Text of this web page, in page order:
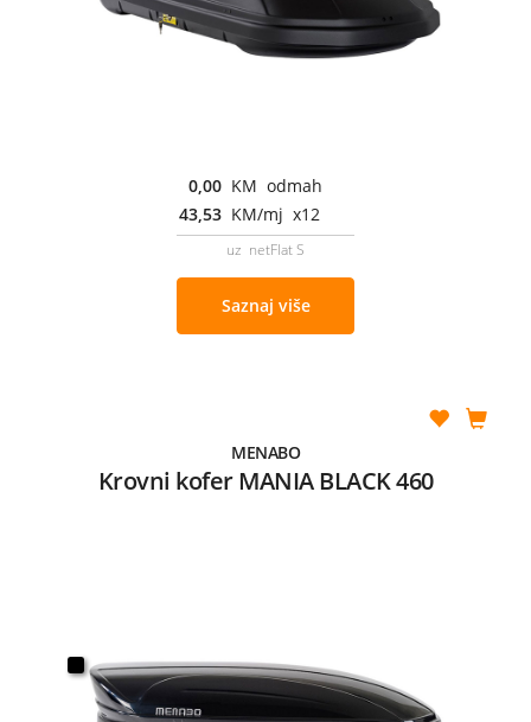
0,00 KM odmah
43,53 KM/mj x12
uz netFlat S
Saznaj više
MENABO
Krovni kofer MANIA BLACK 460